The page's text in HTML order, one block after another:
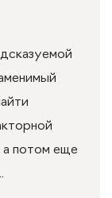
а потом еще